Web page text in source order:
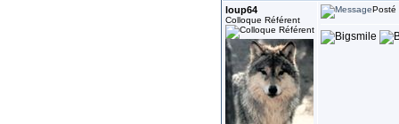
loup64
Colloque Référent
Posté